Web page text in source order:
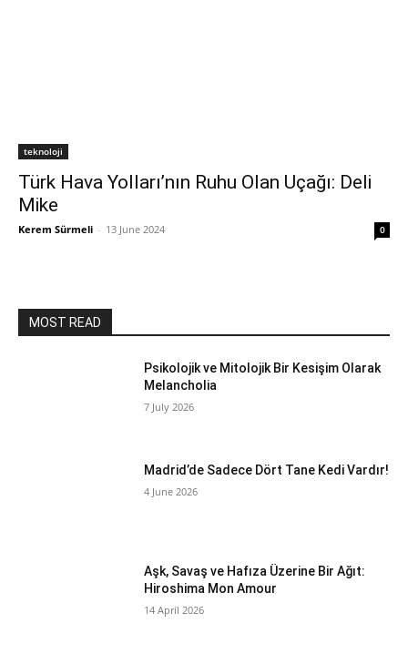
teknoloji
Türk Hava Yolları’nın Ruhu Olan Uçağı: Deli
Mike
Kerem Sürmeli - 13 June 2024 0
MOST READ
Psikolojik ve Mitolojik Bir Kesişim Olarak
Melancholia
7 July 2026
Madrid’de Sadece Dört Tane Kedi Vardır!
4 June 2026
Aşk, Savaş ve Hafıza Üzerine Bir Ağıt:
Hiroshima Mon Amour
14 April 2026